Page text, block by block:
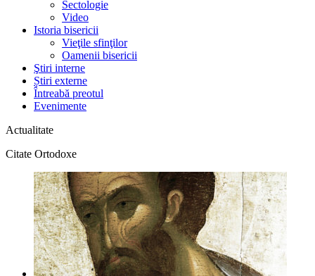
Sectologie
Video
Istoria bisericii
Vieţile sfinţilor
Oamenii bisericii
Ştiri interne
Știri externe
Întreabă preotul
Evenimente
Actualitate
Citate Ortodoxe